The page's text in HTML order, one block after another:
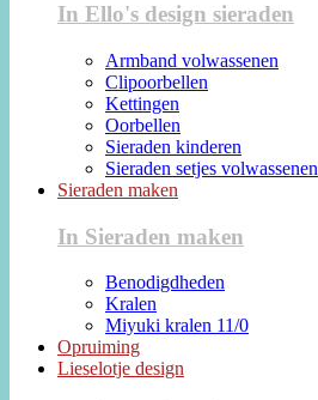
In Ello's design sieraden
Armband volwassenen
Clipoorbellen
Kettingen
Oorbellen
Sieraden kinderen
Sieraden setjes volwassenen
Sieraden maken
In Sieraden maken
Benodigdheden
Kralen
Miyuki kralen 11/0
Opruiming
Lieselotje design